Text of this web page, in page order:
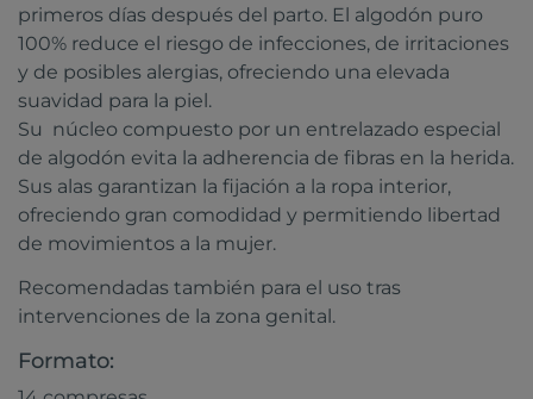
primeros días después del parto. El algodón puro
100% reduce el riesgo de infecciones, de irritaciones
y de posibles alergias, ofreciendo una elevada
suavidad para la piel.
Su núcleo compuesto por un entrelazado especial
de algodón evita la adherencia de fibras en la herida.
Sus alas garantizan la fijación a la ropa interior,
ofreciendo gran comodidad y permitiendo libertad
de movimientos a la mujer.
Recomendadas también para el uso tras
intervenciones de la zona genital.
Formato: